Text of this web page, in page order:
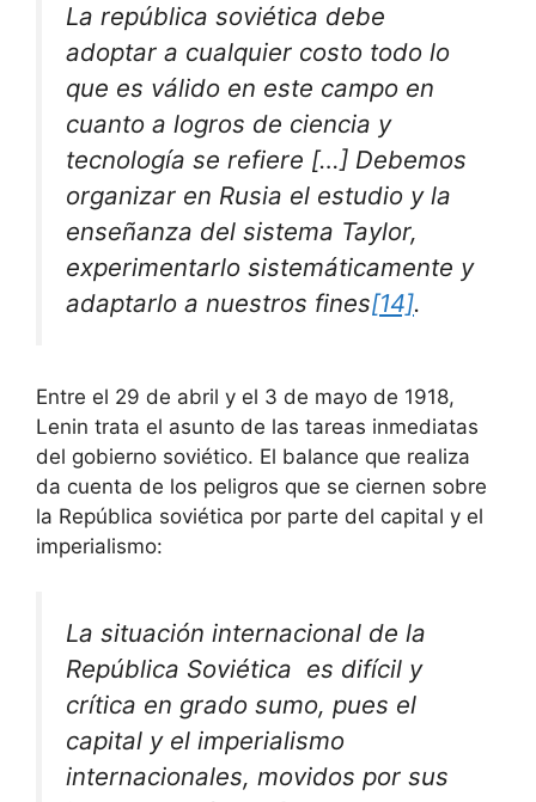
La república soviética debe
adoptar a cualquier costo todo lo
que es válido en este campo en
cuanto a logros de ciencia y
tecnología se refiere […] Debemos
organizar en Rusia el estudio y la
enseñanza del sistema Taylor,
experimentarlo sistemáticamente y
adaptarlo a nuestros fines[14].
Entre el 29 de abril y el 3 de mayo de 1918,
Lenin trata el asunto de las tareas inmediatas
del gobierno soviético. El balance que realiza
da cuenta de los peligros que se ciernen sobre
la República soviética por parte del capital y el
imperialismo:
La situación internacional de la
República Soviética es difícil y
crítica en grado sumo, pues el
capital y el imperialismo
internacionales, movidos por sus